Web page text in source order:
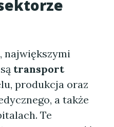
, największymi
transport
produkcja oraz
a także
Te